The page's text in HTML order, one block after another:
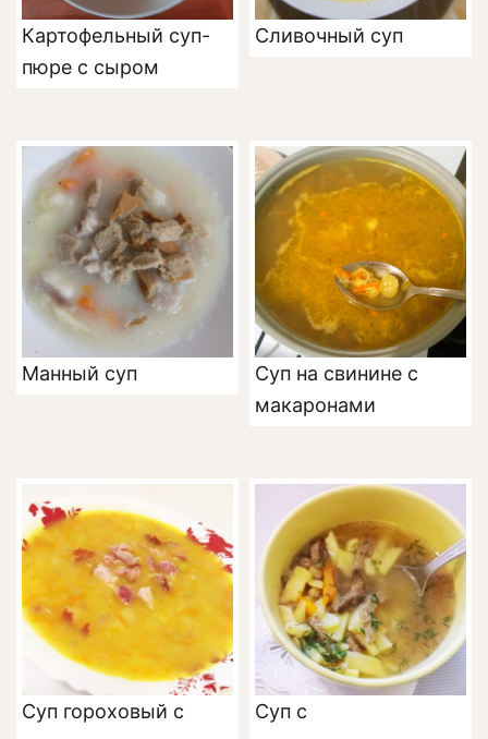
Картофельный суп-
пюре с сыром
Сливочный суп
Манный суп
Суп на свинине с
макаронами
Суп гороховый с
Суп с